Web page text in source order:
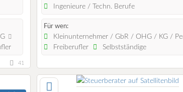
41
Ingenieure / Techn. Berufe
Für wen:
Kleinunternehmer / GbR / OHG / KG /
Freiberufler
Selbstständige